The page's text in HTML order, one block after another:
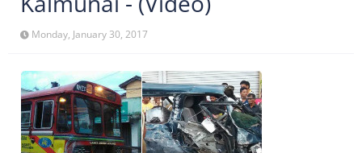
Monday, January 30, 2017